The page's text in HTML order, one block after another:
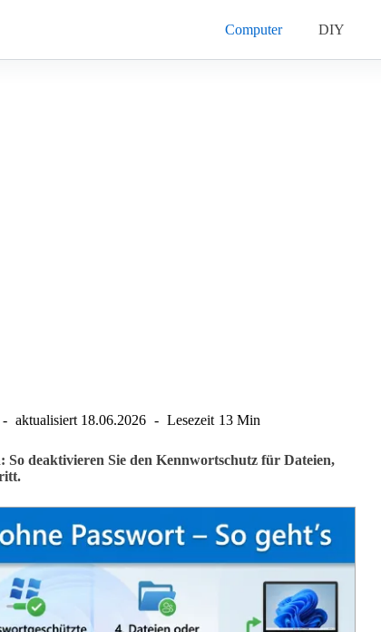
Computer DIY
aktualisiert 18.06.2026 Lesezeit 13 Min
deaktivieren Sie den Kennwortschutz für Dateien,